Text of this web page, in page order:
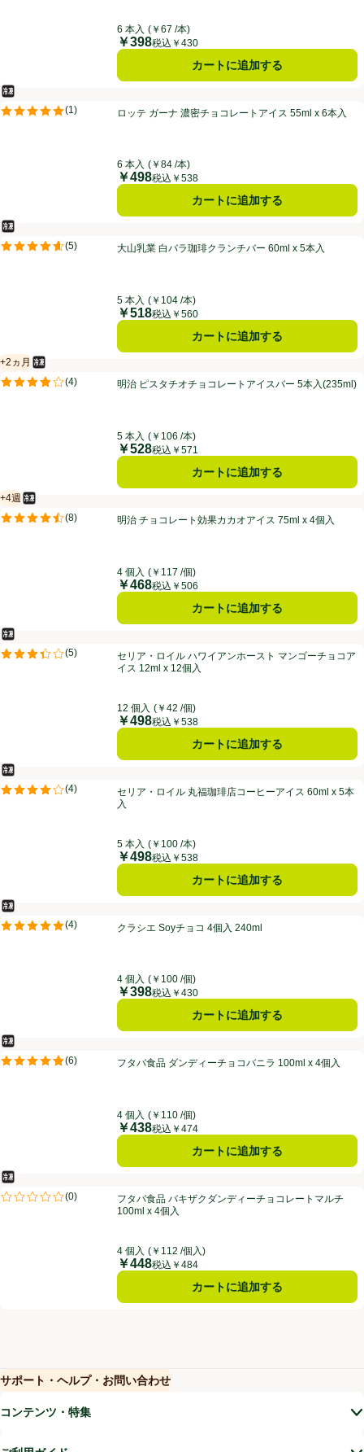
6 本入 (￥67 /本)
価格
￥398税込￥430
カートに追加する
ロッテ ガーナ 濃密チョコレートアイス 55ml x 6本入
冷凍食品
(1)
評価は1件のレビューで5点中5.0点。ロッテ ガーナ 濃密チョコレートアイス 55ml x 6本入
6 本入 (￥84 /本)
価格
￥498税込￥538
カートに追加する
大山乳業 白バラ珈琲クランチバー 60ml x 5本入
冷凍食品
(5)
評価は5件のレビューで5点中4.6点。大山乳業 白バラ珈琲クランチバー 60ml x 5本入
5 本入 (￥104 /本)
価格
￥518税込￥560
カートに追加する
明治 ピスタチオチョコレートアイスバー 5本入(235ml)
+2ヵ月
賞味・消費期限保証：2ヵ月
冷凍食品
(4)
評価は4件のレビューで5点中3.8点。明治 ピスタチオチョコレートアイスバー 5本入(235ml)
5 本入 (￥106 /本)
価格
￥528税込￥571
カートに追加する
明治 チョコレート効果カカオアイス 75ml x 4個入
+4週
賞味・消費期限保証：4週間
冷凍食品
(8)
評価は8件のレビューで5点中4.5点。明治 チョコレート効果カカオアイス 75ml x 4個入
4 個入 (￥117 /個)
価格
￥468税込￥506
カートに追加する
セリア・ロイル ハワイアンホースト マンゴーチョコアイス 12ml x 12
冷凍食品
(5)
評価は5件のレビューで5点中3.4点。セリア・ロイル ハワイアンホースト マンゴーチョコア
イス 12ml x 12個入
12 個入 (￥42 /個)
価格
￥498税込￥538
カートに追加する
セリア・ロイル 丸福珈琲店コーヒーアイス 60ml x 5本入
冷凍食品
(4)
評価は4件のレビューで5点中4.0点。セリア・ロイル 丸福珈琲店コーヒーアイス 60ml x 5本
入
5 本入 (￥100 /本)
価格
￥498税込￥538
カートに追加する
クラシエ Soyチョコ 4個入 240ml
冷凍食品
(4)
評価は4件のレビューで5点中5.0点。クラシエ Soyチョコ 4個入 240ml
4 個入 (￥100 /個)
価格
￥398税込￥430
カートに追加する
フタバ食品 ダンディーチョコバニラ 100ml x 4個入
冷凍食品
(6)
評価は6件のレビューで5点中4.8点。フタバ食品 ダンディーチョコバニラ 100ml x 4個入
4 個入 (￥110 /個)
価格
￥438税込￥474
カートに追加する
フタバ食品 バキザクダンディーチョコレートマルチ 100ml x 4個入
冷凍食品
(0)
評価は0件のレビューで5点中0.0点。フタバ食品 バキザクダンディーチョコレートマルチ
100ml x 4個入
4 個入 (￥112 /個入)
価格
￥448税込￥484
カートに追加する
サポート・ヘルプ・お問い合わせ
(新しいウィンドウで開く)
コンテンツ・特集